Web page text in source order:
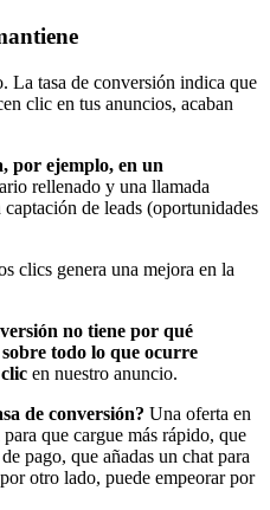
La tasa de conversión indica que
clic en tus anuncios, acaban
por ejemplo, en un
rellenado y una llamada
de leads (oportunidades
clics genera una mejora en la
no tiene por qué
todo lo que ocurre
en nuestro anuncio.
de conversión? Una oferta en
que cargue más rápido, que
pago, que añadas un chat para
otro lado, puede empeorar por